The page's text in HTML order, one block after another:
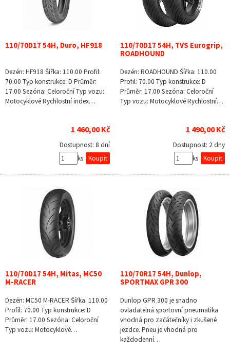
110/70D17 54H, Duro, HF918
Dezén: HF918 Šířka: 110.00 Profil:
70.00 Typ konstrukce: D Průměr:
17.00 Sezóna: Celoroční Typ vozu:
Motocyklové Rychlostní index…
1 460,00 Kč
Dostupnost: 8 dní
ks
110/70D17 54H, TVS Eurogrip,
ROADHOUND
Dezén: ROADHOUND Šířka: 110.00
Profil: 70.00 Typ konstrukce: D
Průměr: 17.00 Sezóna: Celoroční
Typ vozu: Motocyklové Rychlostní…
1 490,00 Kč
Dostupnost: 2 dny
ks
110/70D17 54H, Mitas, MC50
M-RACER
Dezén: MC50 M-RACER Šířka: 110.00
Profil: 70.00 Typ konstrukce: D
Průměr: 17.00 Sezóna: Celoroční
Typ vozu: Motocyklové…
110/70R17 54H, Dunlop,
SPORTMAX GPR 300
Dunlop GPR 300 je snadno
ovladatelná sportovní pneumatika
vhodná pro začátečníky i zkušené
jezdce. Pneu je vhodná pro
každodenní…